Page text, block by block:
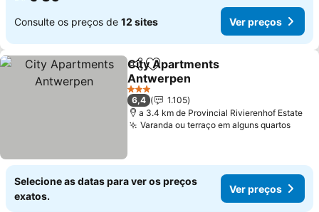
Consulte os preços de 12 sites Ver preços
PartilharAdicionar aos favoritos
City Apartments
Antwerpen
Ver preços
3 Estrelas
6,4
1.105
a 3.4 km de Provincial Rivierenhof Estate
Varanda ou terraço em alguns quartosVer
Selecione as datas para ver os preços
exatos.
Ver preços